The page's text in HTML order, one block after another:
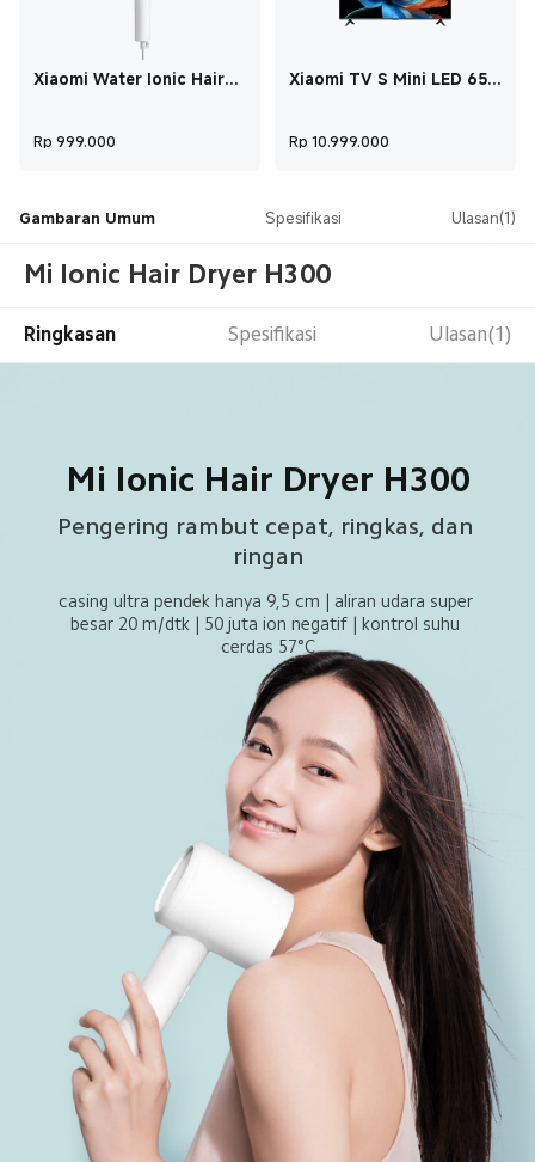
Xiaomi Water Ionic Hair
Rp 999.000 Current Price Rp 999.000
Xiaomi TV S Mini LED 65
Rp 10.999.000
Gambaran Umum Spesifikasi Ulasan(1)